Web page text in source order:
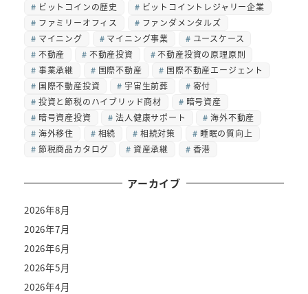
ビットコインの歴史
ビットコイントレジャリー企業
ファミリーオフィス
ファンダメンタルズ
マイニング
マイニング事業
ユースケース
不動産
不動産投資
不動産投資の原理原則
事業承継
国際不動産
国際不動産エージェント
国際不動産投資
宇宙生前葬
寄付
投資と節税のハイブリッド商材
暗号資産
暗号資産投資
法人健康サポート
海外不動産
海外移住
相続 相続対策
睡眠の質向上
節税商品カタログ
資産承継 香港
アーカイブ
2026年8月
2026年7月
2026年6月
2026年5月
2026年4月